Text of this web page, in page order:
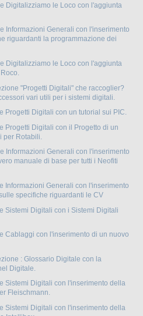
Digitalizziamo le Loco con l'aggiunta
Informazioni Generali con l'inserimento
riguardanti la programmazione dei
Digitalizziamo le Loco con l'aggiunta
"Progetti Digitali" che raccoglier?
vari utili per i sistemi digitali.
Progetti Digitali con un tutorial sui PIC.
Progetti Digitali con il Progetto di un
Rotabili.
Informazioni Generali con l'inserimento
manuale di base per tutti i Neofiti
Informazioni Generali con l'inserimento
specifiche riguardanti le CV
Sistemi Digitali con i Sistemi Digitali
Cablaggi con l'inserimento di un nuovo
: Glossario Digitale con la
Digitale.
Sistemi Digitali con l'inserimento della
Fleischmann.
Sistemi Digitali con l'inserimento della